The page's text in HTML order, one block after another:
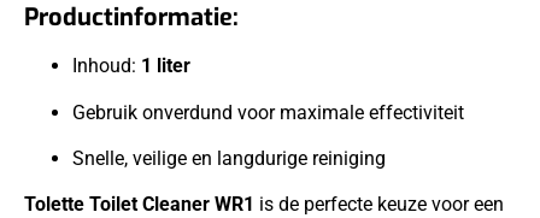
Productinformatie:
Inhoud: 1 liter
Gebruik onverdund voor maximale effectiviteit
Snelle, veilige en langdurige reiniging
Tolette Toilet Cleaner WR1 is de perfecte keuze voor een